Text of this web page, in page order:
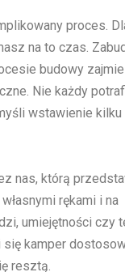
proces.
na to czas.
budowy
Nie każdy
wstawienie kilku
nas, którą
rękami i na
umiejętności czy
się kamper
resztą.